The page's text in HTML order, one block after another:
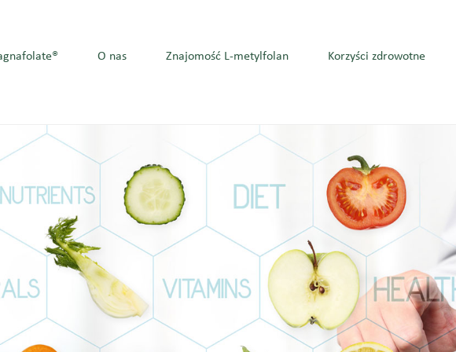
O nas Znajomość L-metylfolan Korzyści zdrowotne